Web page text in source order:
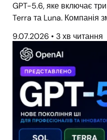
GPT-5.6, яке включає
Terra та Luna. Компанія
9.07.2026 • 3 хв читання